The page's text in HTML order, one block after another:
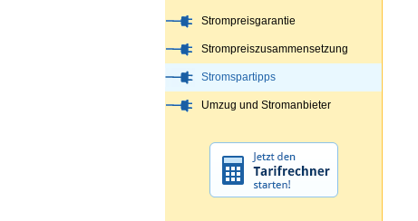
Strompreisgarantie
Strompreiszusammensetzung
Stromspartipps
Umzug und Stromanbieter